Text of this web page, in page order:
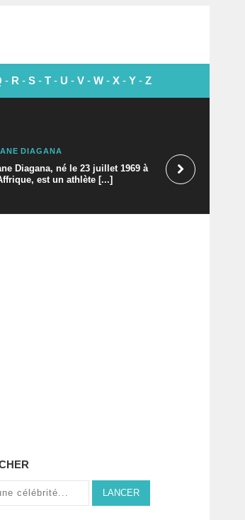
- R - S - T - U - V - W - X - Y - Z
DIAGANA
Diagana, né le 23 juillet 1969 à
est un athlète [...]
LANCER